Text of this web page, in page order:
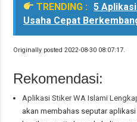
TRENDING :
5
Usaha Cepat
Originally posted 2022-08-30 08:07:17.
Rekomendasi:
Aplikasi Stiker WA Islami
akan membahas seputar